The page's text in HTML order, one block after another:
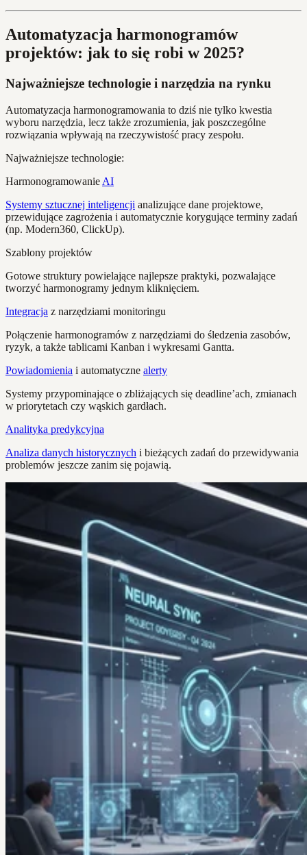
Automatyzacja harmonogramów
projektów: jak to się robi w 2025?
Najważniejsze technologie i narzędzia na rynku
Automatyzacja harmonogramowania to dziś nie tylko kwestia
wyboru narzędzia, lecz także zrozumienia, jak poszczególne
rozwiązania wpływają na rzeczywistość pracy zespołu.
Najważniejsze technologie:
Harmonogramowanie AI
Systemy sztucznej inteligencji analizujące dane projektowe,
przewidujące zagrożenia i automatycznie korygujące terminy zadań
(np. Modern360, ClickUp).
Szablony projektów
Gotowe struktury powielające najlepsze praktyki, pozwalające
tworzyć harmonogramy jednym kliknięciem.
Integracja z narzędziami monitoringu
Połączenie harmonogramów z narzędziami do śledzenia zasobów,
ryzyk, a także tablicami Kanban i wykresami Gantta.
Powiadomienia i automatyczne alerty
Systemy przypominające o zbliżających się deadline’ach, zmianach
w priorytetach czy wąskich gardłach.
Analityka predykcyjna
Analiza danych historycznych i bieżących zadań do przewidywania
problemów jeszcze zanim się pojawią.